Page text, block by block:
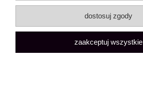
Obsługa klienta
Pomoc
dostosuj zgody
zaakceptuj wszystkie